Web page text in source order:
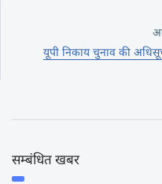
यूपी निकाय चुनाव की
सम्बंधित खबर